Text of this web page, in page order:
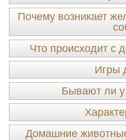
Почему возникает
Что происходит с
Игры
Бывают ли
Домашние